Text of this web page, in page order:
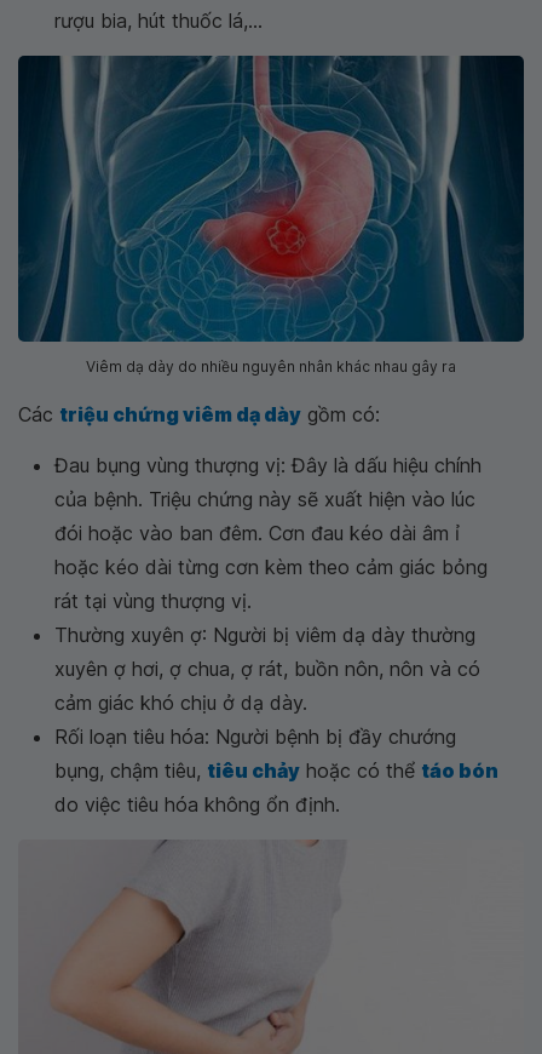
rượu bia, hút thuốc lá,...
Viêm dạ dày do nhiều nguyên nhân khác nhau gây ra
Các triệu chứng viêm dạ dày gồm có:
Đau bụng vùng thượng vị: Đây là dấu hiệu chính
của bệnh. Triệu chứng này sẽ xuất hiện vào lúc
đói hoặc vào ban đêm. Cơn đau kéo dài âm ỉ
hoặc kéo dài từng cơn kèm theo cảm giác bỏng
rát tại vùng thượng vị.
Thường xuyên ợ: Người bị viêm dạ dày thường
xuyên ợ hơi, ợ chua, ợ rát, buồn nôn, nôn và có
cảm giác khó chịu ở dạ dày.
Rối loạn tiêu hóa: Người bệnh bị đầy chướng
bụng, chậm tiêu, tiêu chảy hoặc có thể táo bón
do việc tiêu hóa không ổn định.